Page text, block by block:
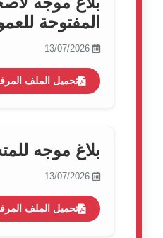
المفتوحة
تحميل الملف
بلاغ موجه
تحميل الملف